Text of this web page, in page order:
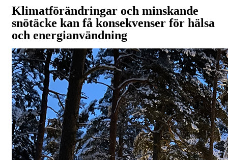
Klimatförändringar och minskande
snötäcke kan få konsekvenser för hälsa
och energianvändning